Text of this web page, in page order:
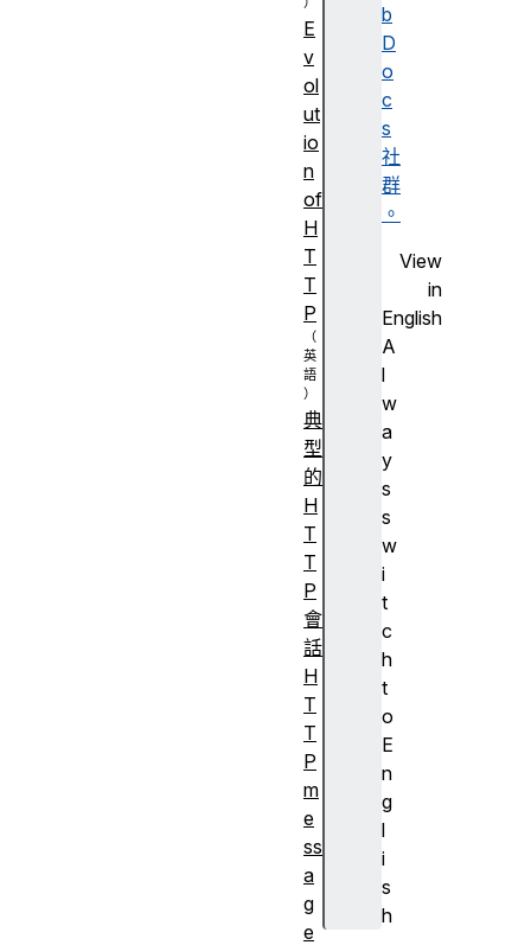
b
D
o
c
s
社
群
。
View
in
English
A
l
w
a
y
s
s
w
i
t
c
h
t
o
E
n
g
l
i
s
h
E
v
ol
ut
io
n
of
H
T
T
P
典
型
的
H
T
T
P
會
話
H
T
T
P
m
e
ss
a
g
e